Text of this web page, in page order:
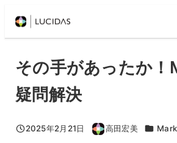
その手があったか
疑問解決
投稿日
2025年2月21日
著
高田宏美 カテゴ